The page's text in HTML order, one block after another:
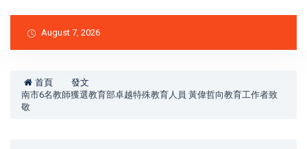
August 7, 2026
首頁
發文
南市6名教師獲選教育部卓越特殊教育人員 黃偉哲向教育工作者致
敬